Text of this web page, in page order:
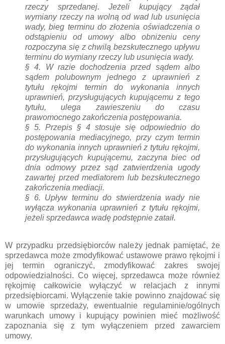
rzeczy sprzedanej. Jeżeli kupujący żądał
wymiany rzeczy na wolną od wad lub usunięcia
wady, bieg terminu do złożenia oświadczenia o
odstąpieniu od umowy albo obniżeniu ceny
rozpoczyna się z chwilą bezskutecznego upływu
terminu do wymiany rzeczy lub usunięcia wady.
§ 4. W razie dochodzenia przed sądem albo
sądem polubownym jednego z uprawnień z
tytułu rękojmi termin do wykonania innych
uprawnień, przysługujących kupującemu z tego
tytułu, ulega zawieszeniu do czasu
prawomocnego zakończenia postępowania.
§ 5. Przepis § 4 stosuje się odpowiednio do
postępowania mediacyjnego, przy czym termin
do wykonania innych uprawnień z tytułu rękojmi,
przysługujących kupującemu, zaczyna biec od
dnia odmowy przez sąd zatwierdzenia ugody
zawartej przed mediatorem lub bezskutecznego
zakończenia mediacji.
§ 6. Upływ terminu do stwierdzenia wady nie
wyłącza wykonania uprawnień z tytułu rękojmi,
jeżeli sprzedawca wadę podstępnie zataił.
W przypadku przedsiębiorców należy jednak pamiętać, że
sprzedawca może zmodyfikować ustawowe prawo rękojmi i
jej termin ograniczyć, zmodyfikować zakres swojej
odpowiedzialności. Co więcej, sprzedawca może również
rękojmię całkowicie wyłączyć w relacjach z innymi
przedsiębiorcami. Wyłączenie takie powinno znajdować się
w umowie sprzedaży, ewentualnie regulaminie/ogólnych
warunkach umowy i kupujący powinien mieć możliwość
zapoznania się z tym wyłączeniem przed zawarciem
umowy.